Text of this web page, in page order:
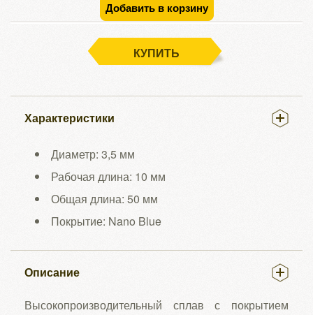
Добавить в корзину
КУПИТЬ
Характеристики
Диаметр: 3,5 мм
Рабочая длина: 10 мм
Общая длина: 50 мм
Покрытие: Nano Blue
Описание
Высокопроизводительный сплав с покрытием